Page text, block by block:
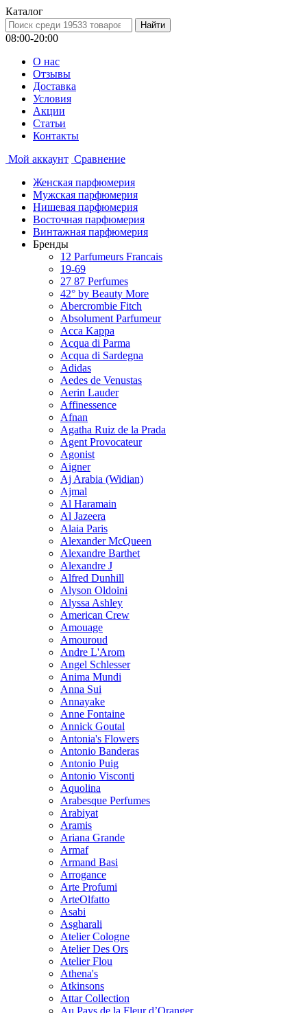
Каталог
08:00-20:00
О нас
Отзывы
Доставка
Условия
Aкции
Статьи
Контакты
Мой аккаунт Сравнение
Женская парфюмерия
Мужская парфюмерия
Нишевая парфюмерия
Восточная парфюмерия
Винтажная парфюмерия
Бренды
12 Parfumeurs Francais
19-69
27 87 Perfumes
42° by Beauty More
Abercrombie Fitch
Absolument Parfumeur
Acca Kappa
Acqua di Parma
Acqua di Sardegna
Adidas
Aedes de Venustas
Aerin Lauder
Affinessence
Afnan
Agatha Ruiz de la Prada
Agent Provocateur
Agonist
Aigner
Aj Arabia (Widian)
Ajmal
Al Haramain
Al Jazeera
Alaia Paris
Alexander McQueen
Alexandre Barthet
Alexandre J
Alfred Dunhill
Alyson Oldoini
Alyssa Ashley
American Crew
Amouage
Amouroud
Andre L'Arom
Angel Schlesser
Anima Mundi
Anna Sui
Annayake
Anne Fontaine
Annick Goutal
Antonia's Flowers
Antonio Banderas
Antonio Puig
Antonio Visconti
Aquolina
Arabesque Perfumes
Arabiyat
Aramis
Ariana Grande
Armaf
Armand Basi
Arrogance
Arte Profumi
ArteOlfatto
Asabi
Asgharali
Atelier Cologne
Atelier Des Ors
Atelier Flou
Athena's
Atkinsons
Attar Collection
Au Pays de la Fleur d’Oranger